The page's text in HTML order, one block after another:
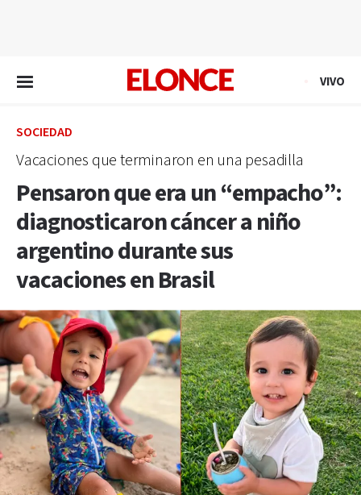
VIVO
SOCIEDAD
Vacaciones que terminaron en una pesadilla
Pensaron que era un “empacho”:
diagnosticaron cáncer a niño
argentino durante sus
vacaciones en Brasil